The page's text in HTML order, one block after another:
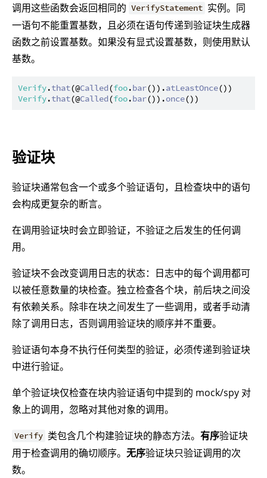
调用这些函数会返回相同的 VerifyStatement 实例。同
一语句不能重置基数，且必须在语句传递到验证块生成器
函数之前设置基数。如果没有显式设置基数，则使用默认
基数。
Verify.that(@Called(foo.bar()).atLeastOnce
Verify.that(@Called(foo.bar()).once
验证块
验证块通常包含一个或多个验证语句，且检查块中的语句
会构成更复杂的断言。
在调用验证块时会立即验证，不验证之后发生的任何调
用。
验证块不会改变调用日志的状态：日志中的每个调用都可
以被任意数量的块检查。独立检查各个块，前后块之间没
有依赖关系。除非在块之间发生了一些调用，或者手动清
除了调用日志，否则调用验证块的顺序并不重要。
验证语句本身不执行任何类型的验证，必须传递到验证块
中进行验证。
单个验证块仅检查在块内验证语句中提到的 mock/spy 对
象上的调用，忽略对其他对象的调用。
Verify 类包含几个构建验证块的静态方法。有序验证块
用于检查调用的确切顺序。 无序验证块只验证调用的次
数。